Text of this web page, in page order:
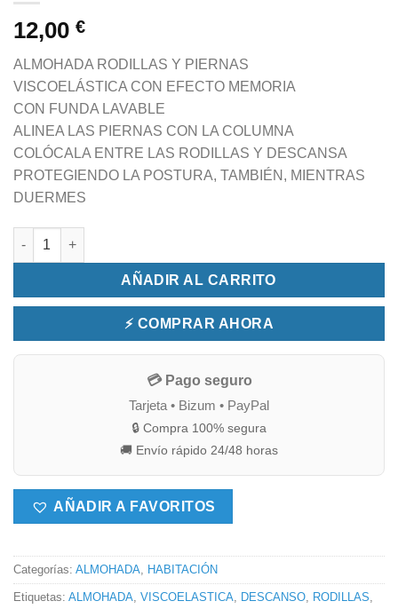
12,00 €
ALMOHADA RODILLAS Y PIERNAS
VISCOELÁSTICA CON EFECTO MEMORIA
CON FUNDA LAVABLE
ALINEA LAS PIERNAS CON LA COLUMNA
COLÓCALA ENTRE LAS RODILLAS Y DESCANSA
PROTEGIENDO LA POSTURA, TAMBIÉN, MIENTRAS
DUERMES
ALMOHADA PARA RODILLAS (ALINEA LAS CADERAS) cantidad
AÑADIR AL CARRITO
⚡ COMPRAR AHORA
💳 Pago seguro
Tarjeta • Bizum • PayPal
🔒 Compra 100% segura
🚚 Envío rápido 24/48 horas
AÑADIR A FAVORITOS
Categorías: ALMOHADA, HABITACIÓN
Etiquetas: ALMOHADA, VISCOELASTICA, DESCANSO, RODILLAS,